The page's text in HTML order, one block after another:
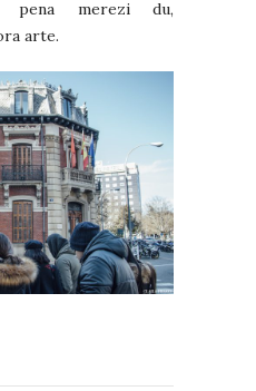
pena merezi du,
arte.